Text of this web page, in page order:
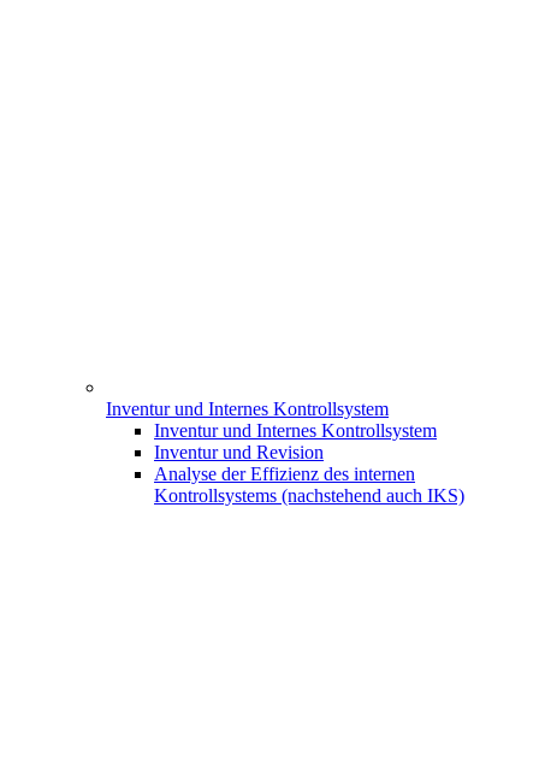
Inventur und Internes Kontrollsystem
Inventur und Internes Kontrollsystem
Inventur und Revision
Analyse der Effizienz des internen
Kontrollsystems (nachstehend auch IKS)